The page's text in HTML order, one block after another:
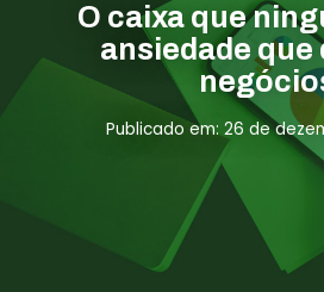
Previdenciária
Abertura de
Assessoria
Links Úteis
Contato
ÁREA DO
O caixa que
ansiedade que
Publicado em: 26 de